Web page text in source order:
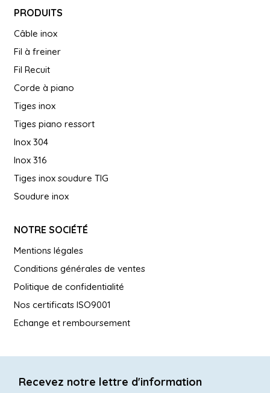
PRODUITS
Câble inox
Fil à freiner
Fil Recuit
Corde à piano
Tiges inox
Tiges piano ressort
Inox 304
Inox 316
Tiges inox soudure TIG
Soudure inox
NOTRE SOCIÉTÉ
Mentions légales
Conditions générales de ventes
Politique de confidentialité
Nos certificats ISO9001
Echange et remboursement
Recevez notre lettre d'information